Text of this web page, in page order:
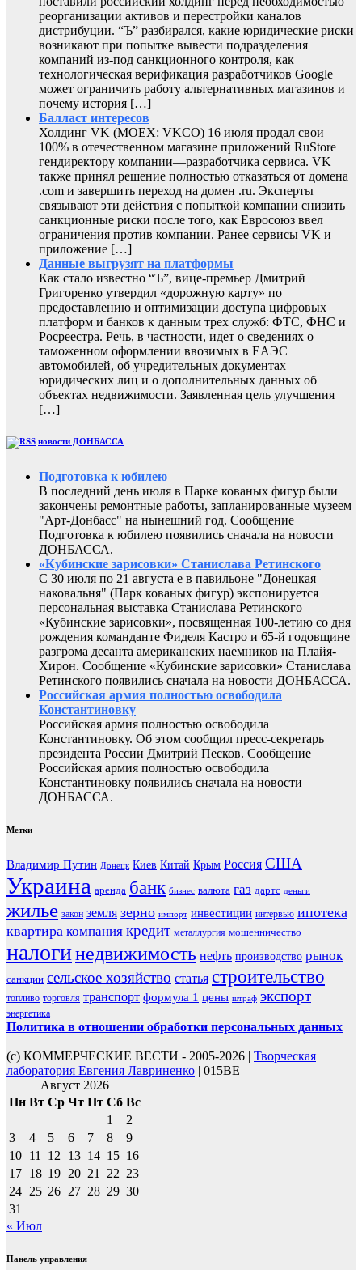
реорганизации активов и перестройки каналов
дистрибуции. “Ъ” разбирался, какие юридические риски
возникают при попытке вывести подразделения
компаний из-под санкционного контроля, как
технологическая верификация разработчиков Google
может ограничить работу альтернативных магазинов и
почему история […]
Балласт интересов
Холдинг VK (MOEX: VKCO) 16 июля продал свои
100% в отечественном магазине приложений RuStore
гендиректору компании—разработчика сервиса. VK
также принял решение полностью отказаться от домена
.com и завершить переход на домен .ru. Эксперты
связывают эти действия с попыткой компании снизить
санкционные риски после того, как Евросоюз ввел
ограничения против компании. Ранее сервисы VK и
приложение […]
Данные выгрузят на платформы
Как стало известно “Ъ”, вице-премьер Дмитрий
Григоренко утвердил «дорожную карту» по
предоставлению и оптимизации доступа цифровых
платформ и банков к данным трех служб: ФТС, ФНС и
Росреестра. Речь, в частности, идет о сведениях о
таможенном оформлении ввозимых в ЕАЭС
автомобилей, об учредительных документах
юридических лиц и о дополнительных данных об
объектах недвижимости. Заявленная цель улучшения
[…]
новости ДОНБАССА
Подготовка к юбилею
В последний день июля в Парке кованых фигур были
закончены ремонтные работы, запланированные музеем
"Арт-Донбасс" на нынешний год. Сообщение
Подготовка к юбилею появились сначала на новости
ДОНБАССА.
«Кубинские зарисовки» Станислава Ретинского
С 30 июля по 21 августа е в павильоне "Донецкая
наковальня" (Парк кованых фигур) экспонируется
персональная выставка Станислава Ретинского
«Кубинские зарисовки», посвященная 100-летию со дня
рождения команданте Фиделя Кастро и 65-й годовщине
разгрома десанта американских наемников на Плайя-
Хирон. Сообщение «Кубинские зарисовки» Станислава
Ретинского появились сначала на новости ДОНБАССА.
Российская армия полностью освободила
Константиновку
Российская армия полностью освободила
Константиновку. Об этом сообщил пресс-секретарь
президента России Дмитрий Песков. Сообщение
Российская армия полностью освободила
Константиновку появились сначала на новости
ДОНБАССА.
Метки
Владимир Путин Донецк Киев Китай Крым Россия США
Украина аренда банк бизнес валюта газ дартс деньги
жилье закон земля зерно импорт инвестиции интервью ипотека
квартира компания кредит металлургия мошенничество
налогинедвижимость нефть производство рынок
санкции сельское хозяйство статья строительство
топливо торговля транспорт формула 1 цены штраф экспорт
энергетика
Политика в отношении обработки персональных данных
(с) КОММЕРЧЕСКИЕ ВЕСТИ - 2005-2026 | Творческая
лаборатория Евгения Лавриненко | 015BE
Август 2026
Пн Вт Ср Чт Пт Сб Вс
1
2
3
4 5 6 7 8
9
10 11 12 13 14 15 16
17 18 19 20 21 22 23
24 25 26 27 28 29 30
31
« Июл
Панель управления